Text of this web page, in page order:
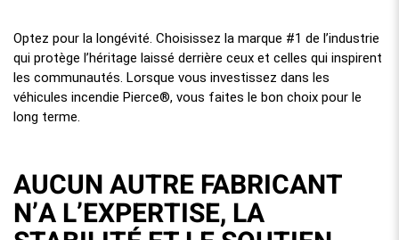
Optez pour la longévité. Choisissez la marque #1 de l’industrie
qui protège l’héritage laissé derrière ceux et celles qui inspirent
les communautés. Lorsque vous investissez dans les
véhicules incendie Pierce®, vous faites le bon choix pour le
long terme.
AUCUN AUTRE FABRICANT
N’A L’EXPERTISE, LA